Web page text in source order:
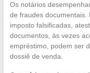
Os notários
de fraudes documentais.
imposto falsificadas,
documentos, às vezes
empréstimo, podem ser
dossiê de venda.